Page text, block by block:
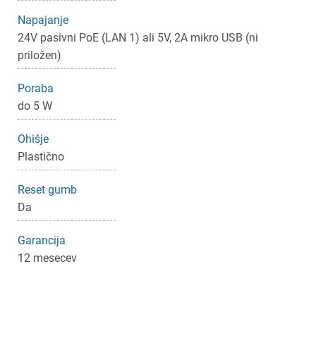
Napajanje
24V pasivni PoE (LAN 1) ali 5V, 2A mikro USB (ni
priložen)
Poraba
do 5 W
Ohišje
Plastično
Reset gumb
Da
Garancija
12 mesecev